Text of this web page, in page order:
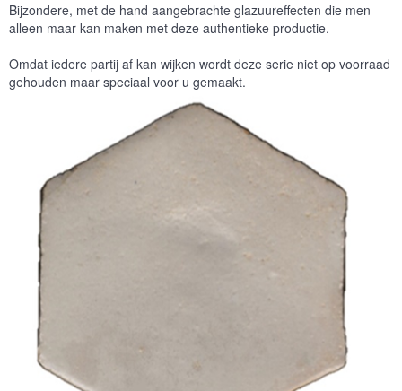
Bijzondere, met de hand aangebrachte glazuureffecten die men
alleen maar kan maken met deze authentieke productie.
Omdat iedere partij af kan wijken wordt deze serie niet op voorraad
gehouden maar speciaal voor u gemaakt.